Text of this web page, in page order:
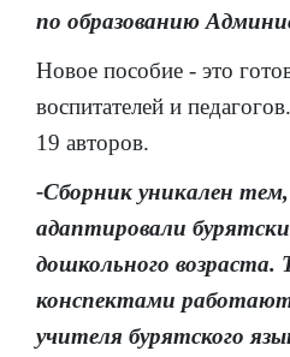
по образованию
Новое пособие - это
воспитателей и
19 авторов.
-Сборник уникален
адаптировали
дошкольного
конспектами работают
учителя бурятского